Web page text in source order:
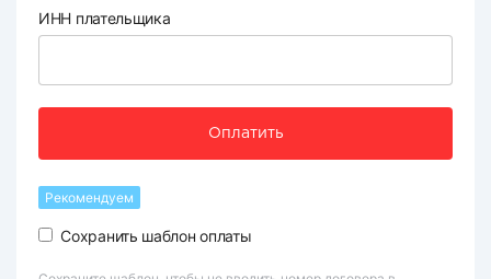
ИНН плательщика
Оплатить
Рекомендуем
Сохранить шаблон оплаты